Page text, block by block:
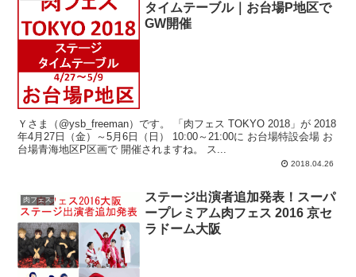
タイムテーブル｜お台場P地区で
GW開催
Ｙさま（@ysb_freeman）です。 「肉フェス TOKYO 2018」が 2018
年4月27日（金）～5月6日（日） 10:00～21:00に お台場特設会場 お
台場青海地区P区画で 開催されますね。 ス...
2018.04.26
肉フェス
ステージ出演者追加発表！スーパ
ープレミアム肉フェス 2016 京セ
ラドーム大阪